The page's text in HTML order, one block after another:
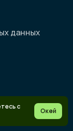
данных
с
Окей